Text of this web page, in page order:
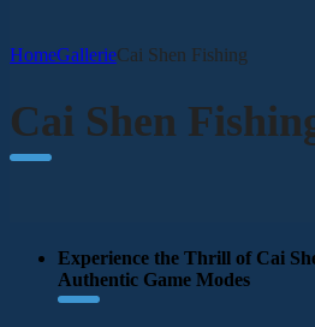
HomeGallerieCai Shen Fishing
Cai Shen
Experience the Thrill of Cai
Authentic Game Modes